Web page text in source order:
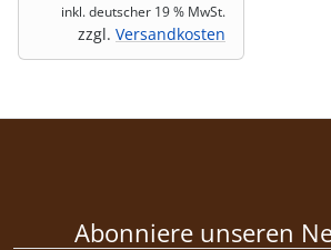
inkl. deutscher 19 % MwSt.
zzgl. Versandkosten
Abonniere unseren